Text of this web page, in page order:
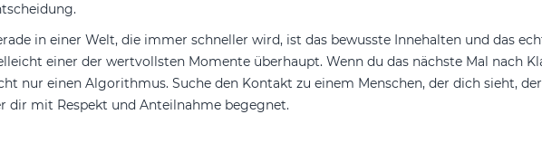
in einer Welt, die immer schneller wird, ist das bewusste Innehalten und das
einer der wertvollsten Momente überhaupt. Wenn du das nächste Mal nach
nur einen Algorithmus. Suche den Kontakt zu einem Menschen, der dich sieht,
dir mit Respekt und Anteilnahme begegnet.